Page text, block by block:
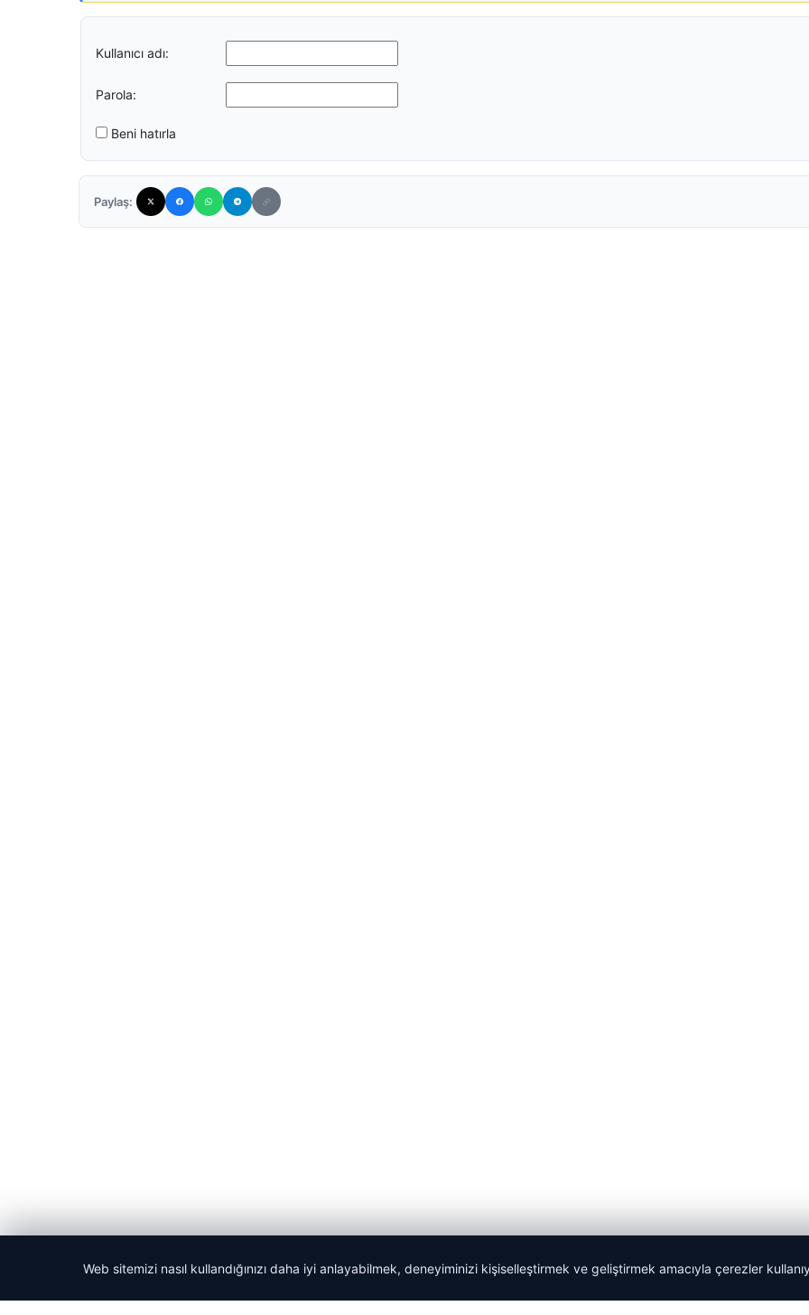
Kullanıcı adı:
Parola:
Beni hatırla
Paylaş:
© 2026 Acil Rehber | Gündem Haberleri
Web sitemizi nasıl kullandığınızı daha iyi anlayabilmek, deneyiminizi kişiselleştirmek ve geliştirmek amacıyla çerezler